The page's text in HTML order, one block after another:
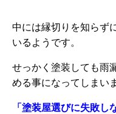
中には縁切りを知らず
いるようです。
せっかく塗装しても雨
める事になってしまい
「塗装屋選びに失敗